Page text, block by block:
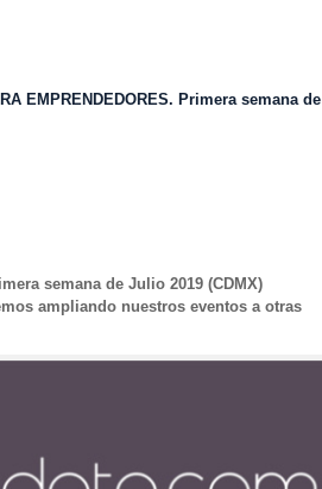
EMPRENDEDORES. Primera semana de
semana de Julio 2019 (CDMX)
ampliando nuestros eventos a otras